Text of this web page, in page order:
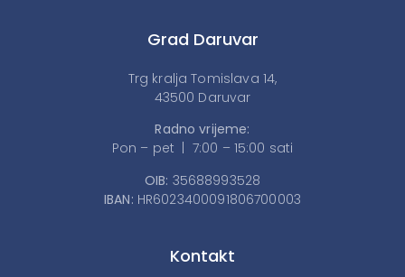
Grad Daruvar
Trg kralja Tomislava 14,
43500 Daruvar
Radno vrijeme:
Pon – pet | 7:00 – 15:00 sati
OIB: 35688993528
IBAN: HR6023400091806700003
Kontakt